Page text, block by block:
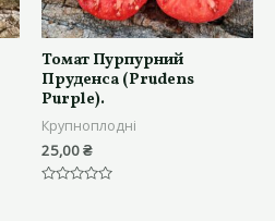
Томат Пурпурний
Пруденса (Prudens
Purple).
Крупноплодні
25,00₴